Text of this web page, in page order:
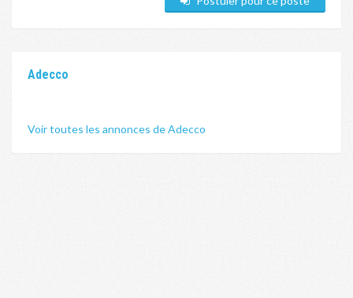
Adecco
Voir toutes les annonces de Adecco